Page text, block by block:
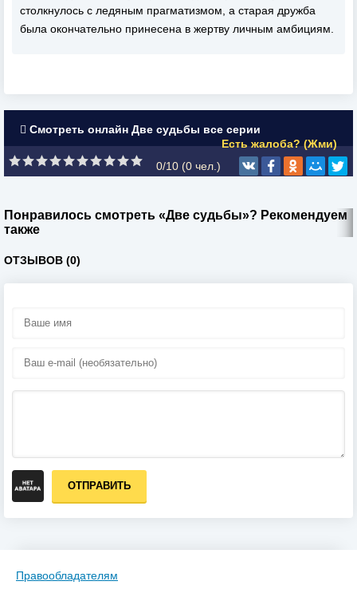
столкнулось с ледяным прагматизмом, а старая дружба
была окончательно принесена в жертву личным амбициям.
Смотреть онлайн Две судьбы все серии
Есть жалоба? (Жми)
0/10 (0 чел.)
Понравилось смотреть «Две судьбы»? Рекомендуем
также
ОТЗЫВОВ (0)
ОТПРАВИТЬ
Правообладателям